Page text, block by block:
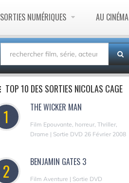
SORTIES NUMÉRIQUES AU CINÉMA
TOP 10 DES SORTIES NICOLAS CAGE
1 THE WICKER MAN
Film Epouvante, horreur, Thriller,
Drame | Sortie DVD 26 Février 2008
2 BENJAMIN GATES 3
Film Aventure | Sortie DVD